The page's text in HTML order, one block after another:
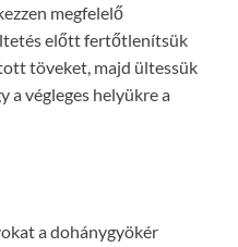
megfelelő
előtt fertőtlenítsük
töveket, majd ültessük
a végleges helyükre a
a dohánygyökér